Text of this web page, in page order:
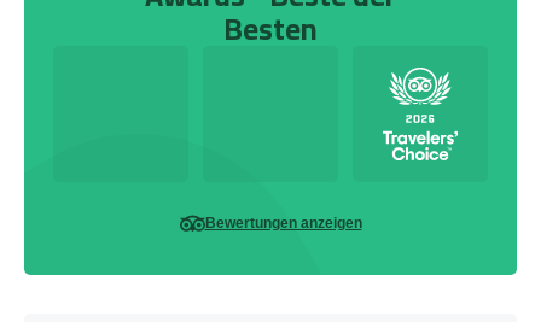
Besten
Bewertungen anzeigen